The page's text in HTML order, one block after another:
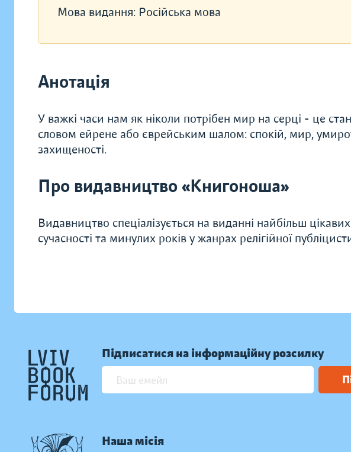
Мова видання: Російська мова
Анотація
У важкі часи нам як ніколи потрібен мир на серці - це
словом ейрене або єврейським шалом: спокій, мир,
захищеності.
Про видавництво «Книгоноша»
Видавництво спеціалізується на виданні найбільш
сучасності та минулих років у жанрах релігійної
Підписатися на інформаційну розсилку
Наша місія